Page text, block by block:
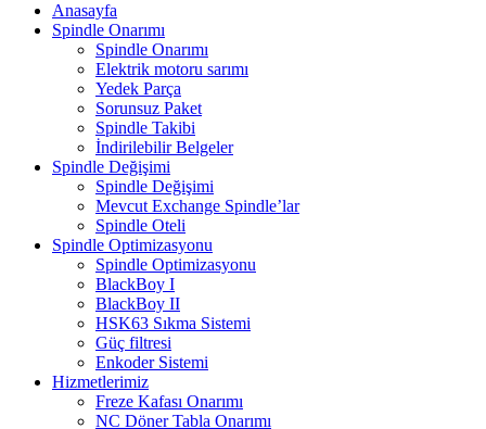
Anasayfa
Spindle Onarımı
Spindle Onarımı
Elektrik motoru sarımı
Yedek Parça
Sorunsuz Paket
Spindle Takibi
İndirilebilir Belgeler
Spindle Değişimi
Spindle Değişimi
Mevcut Exchange Spindle’lar
Spindle Oteli
Spindle Optimizasyonu
Spindle Optimizasyonu
BlackBoy I
BlackBoy II
HSK63 Sıkma Sistemi
Güç filtresi
Enkoder Sistemi
Hizmetlerimiz
Freze Kafası Onarımı
NC Döner Tabla Onarımı